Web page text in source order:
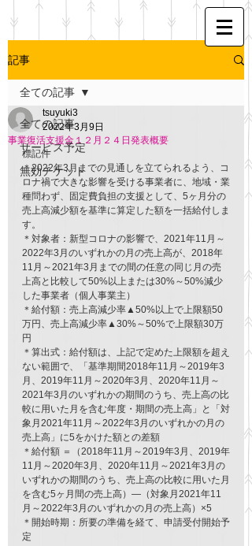
記事
全ての記事
サービス予定
無効チケット
全ての記事
事業復活支援金１２月２４日発表概要
tsuyuki3
2022年3月9日
標記件
＊2022年3月までの見通しを立てられるよう、コ
ロナ禍で大きな影響を受ける事業者に、地域・業
種問わず、固定費負担の支援として、5ヶ月分の
売上高減少額を基準に算定した額を一括給付しま
す。
＊対象者：新型コロナの影響で、2021年11月～
2022年3月のいずれかの月の売上高が、2018年
11月～2021年3月までの間の任意の同じ月の売
上高と比較して50%以上または30%～50%減少
した事業者（個人事業主）
＊給付額：売上高減少率▲50%以上で上限額50
万円、売上高減少率▲30%～50%で上限額30万
円
＊算出式：給付額は、上記で定めた上限額を超え
ない範囲で、「基準期間2018年11月～2019年3
月、2019年11月～2020年3月、2020年11月～
2021年3月のいずれかの期間のうち、売上高の比
較に用いた月を含む年度・期間の売上高」と「対
象月2021年11月～2022年3月のいずれかの月の
売上高」に5をかけた額との差額
＊給付額 ＝（2018年11月～2019年3月、2019年
11月～2020年3月、2020年11月～2021年3月の
いずれかの期間のうち、売上高の比較に用いた月
を含む5ヶ月間の売上高）―（対象月2021年11
月～2022年3月のいずれかの月の売上高）×5
＊開始時期：所要の準備を経て、申請受付開始予
定